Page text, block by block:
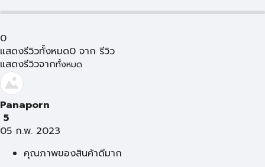
0
แสดงรีวิวทั้งหมด0 จาก รีวิว
แสดงรีวิวจากทั้งหมด
Panaporn
5
05 ก.พ. 2023
คุณภาพของสินค้าดีมาก